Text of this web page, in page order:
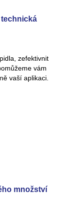
zefektivnit
vám
vaší aplikaci.
množství